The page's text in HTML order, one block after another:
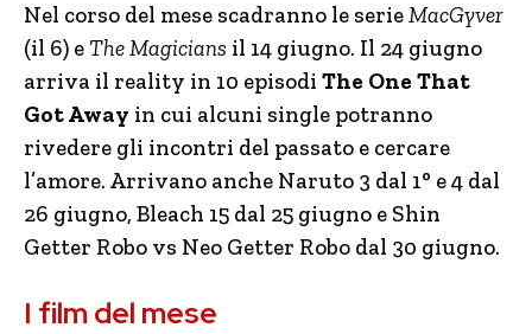
Nel corso del mese scadranno le serieMacGyver
(il 6) eThe Magicians il 14 giugno. Il 24 giugno
arriva il reality in 10 episodi The One That
Got Away in cui alcuni single potranno
rivedere gli incontri del passato e cercare
l’amore. Arrivano anche Naruto 3 dal 1° e 4 dal
26 giugno, Bleach 15 dal 25 giugno e Shin
Getter Robo vs Neo Getter Robo dal 30 giugno.
I film del mese